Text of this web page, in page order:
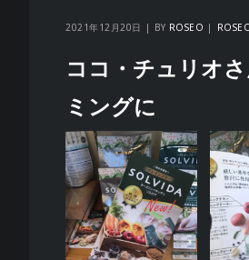
2021年12月20日 BY ROSEO
ココ・チュリオ
ミングに